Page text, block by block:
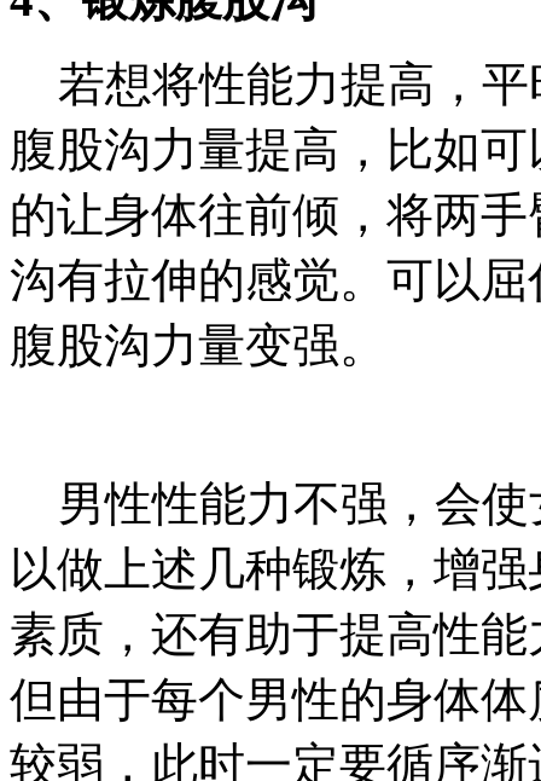
若想将性能力提高，平
腹股沟力量提高，比如
的让身体往前倾，将两
沟有拉伸的感觉。可以
腹股沟力量变强。
男性性能力不强，会使
以做上述几种锻炼，增
素质，还有助于提高性
但由于每个男性的身体
较弱，此时一定要循序